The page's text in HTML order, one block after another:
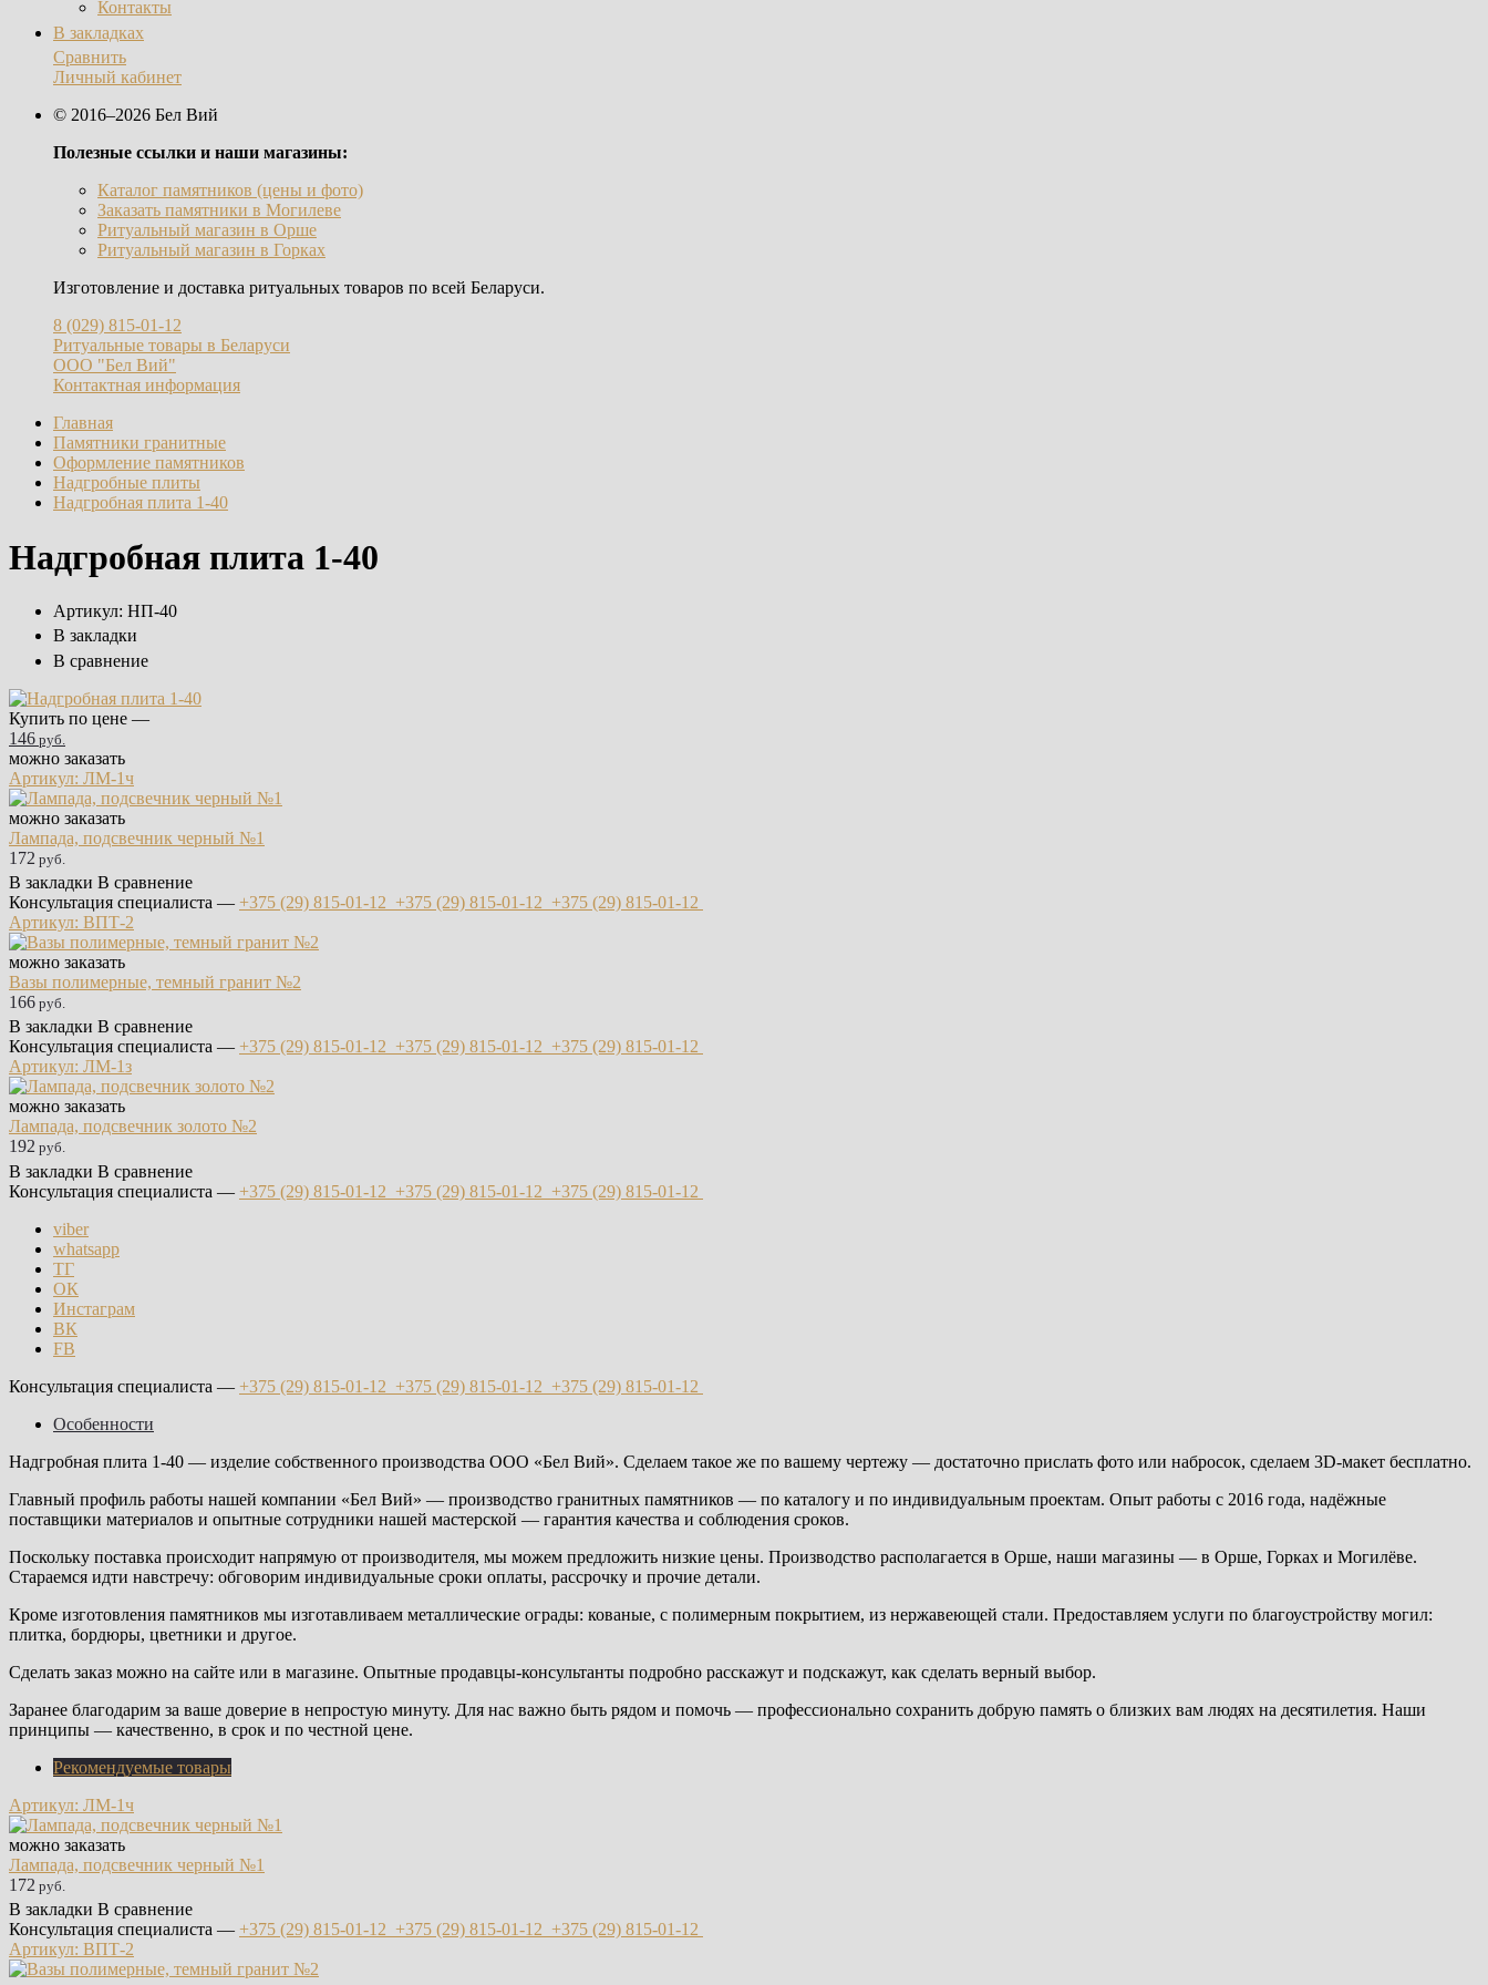
Контакты
В закладках
Сравнить
Личный кабинет
© 2016–2026 Бел Вий
Полезные ссылки и наши магазины:
Каталог памятников (цены и фото)
Заказать памятники в Могилеве
Ритуальный магазин в Орше
Ритуальный магазин в Горках
Изготовление и доставка ритуальных товаров по всей Беларуси.
8 (029) 815-01-12
Ритуальные товары в Беларуси
ООО "Бел Вий"
Контактная информация
Главная
Памятники гранитные
Оформление памятников
Надгробные плиты
Надгробная плита 1-40
Надгробная плита 1-40
Артикул: НП-40
В закладки
В сравнение
Купить по цене —
146 руб.
можно заказать
Артикул: ЛМ-1ч
можно заказать
Лампада, подсвечник черный №1
172 руб.
В закладки В сравнение
Консультация специалиста — +375 (29) 815-01-12 +375 (29) 815-01-12 +375 (29) 815-01-12
Артикул: ВПТ-2
можно заказать
Вазы полимерные, темный гранит №2
166 руб.
В закладки В сравнение
Консультация специалиста — +375 (29) 815-01-12 +375 (29) 815-01-12 +375 (29) 815-01-12
Артикул: ЛМ-1з
можно заказать
Лампада, подсвечник золото №2
192 руб.
В закладки В сравнение
Консультация специалиста — +375 (29) 815-01-12 +375 (29) 815-01-12 +375 (29) 815-01-12
viber
whatsapp
ТГ
ОК
Инстаграм
ВК
FB
Консультация специалиста — +375 (29) 815-01-12 +375 (29) 815-01-12 +375 (29) 815-01-12
Особенности
Надгробная плита 1-40 — изделие собственного производства ООО «Бел Вий». Сделаем такое же по вашему чертежу — достаточно прислать фото или набросок, сделаем 3D-макет бесплатно.
Главный профиль работы нашей компании «Бел Вий» — производство гранитных памятников — по каталогу и по индивидуальным проектам. Опыт работы с 2016 года, надёжные
поставщики материалов и опытные сотрудники нашей мастерской — гарантия качества и соблюдения сроков.
Поскольку поставка происходит напрямую от производителя, мы можем предложить низкие цены. Производство располагается в Орше, наши магазины — в Орше, Горках и Могилёве.
Стараемся идти навстречу: обговорим индивидуальные сроки оплаты, рассрочку и прочие детали.
Кроме изготовления памятников мы изготавливаем металлические ограды: кованые, с полимерным покрытием, из нержавеющей стали. Предоставляем услуги по благоустройству могил:
плитка, бордюры, цветники и другое.
Сделать заказ можно на сайте или в магазине. Опытные продавцы-консультанты подробно расскажут и подскажут, как сделать верный выбор.
Заранее благодарим за ваше доверие в непростую минуту. Для нас важно быть рядом и помочь — профессионально сохранить добрую память о близких вам людях на десятилетия. Наши
принципы — качественно, в срок и по честной цене.
Рекомендуемые товары
Артикул: ЛМ-1ч
можно заказать
Лампада, подсвечник черный №1
172 руб.
В закладки В сравнение
Консультация специалиста — +375 (29) 815-01-12 +375 (29) 815-01-12 +375 (29) 815-01-12
Артикул: ВПТ-2